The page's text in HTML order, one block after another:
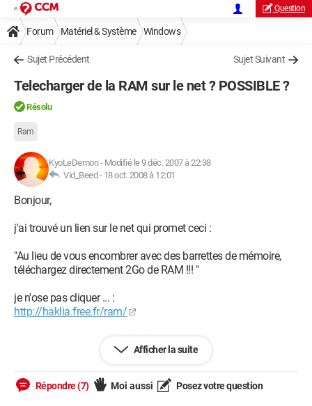
Question
Forum Matériel & Système Windows
Sujet Précédent Sujet Suivant
Telecharger de la RAM sur le net ? POSSIBLE ?
Résolu
Ram
KyoLeDemon- Modifié le 9 déc. 2007 à 22:38
Vid_Beed - 18 oct. 2008 à 12:01
Bonjour,
j'ai trouvé un lien sur le net qui promet ceci :
"Au lieu de vous encombrer avec des barrettes de mémoire,
téléchargez directement 2Go de RAM !!! "
je n'ose pas cliquer ... :
http://haklia.free.fr/ram/
est-ce vraiment faisable de telecharger de la RAM au lieu
d'acheter des barettes ??
Merci d'avance pour vos réponses de PRO
Afficher la suite
Répondre (7) Moi aussi Posez votre question